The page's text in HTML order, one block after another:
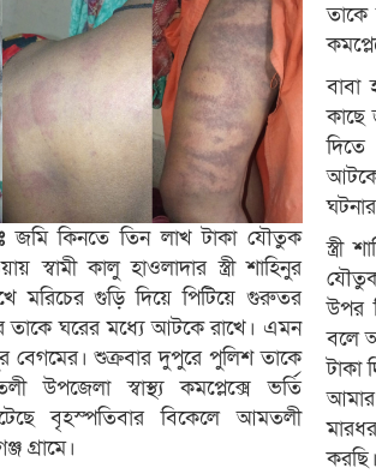
জমি কিনতে তিন লাখ টাকা যৌতুক
স্বামী কালু হাওলাদার স্ত্রী শাহিনুর
মরিচের গুড়ি দিয়ে পিটিয়ে গুরুতর
ঘরের মধ্যে আটকে রাখে। এমন
বেগমের। শুক্রবার দুপুরে পুলিশ তাকে
উপজেলা স্বাস্থ্য কমপ্লেক্সে ভর্তি
বৃহস্পতিবার বিকেলে আমতলী
গ্রামে।
তাকে
বাবা
কাছে
আটকে
স্ত্রী
যৌতুক
উপর
বলে
টাকা
আমার